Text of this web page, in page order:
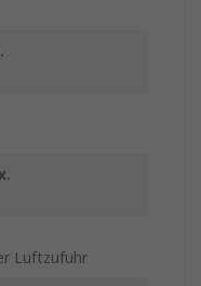
Luftzufuhr